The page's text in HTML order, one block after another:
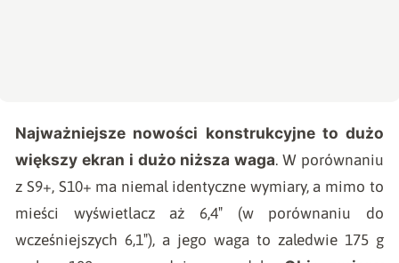
Najważniejsze nowości konstrukcyjne to dużo
większy ekran i dużo niższa waga. W porównaniu
z S9+, S10+ ma niemal identyczne wymiary, a mimo to
mieści wyświetlacz aż 6,4″ (w porównaniu do
wcześniejszych 6,1″), a jego waga to zaledwie 175 g